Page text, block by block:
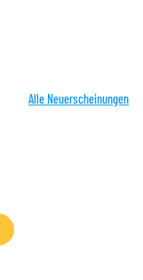
Alle Neuerscheinungen